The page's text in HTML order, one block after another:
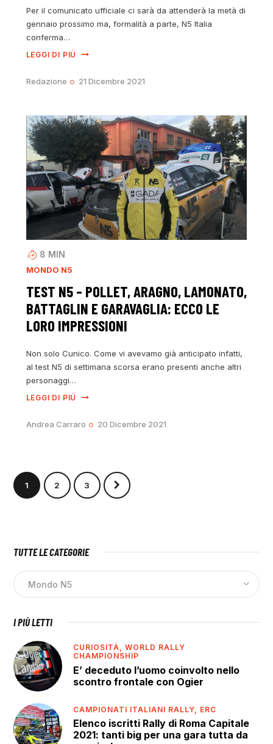
Per il comunicato ufficiale ci sarà da attenderà la metà di
gennaio prossimo ma, formalità a parte, N5 Italia
conferma…
LEGGI DI PIÙ
Redazione 21 Dicembre 2021
8 MIN
MONDO N5
TEST N5 – POLLET, ARAGNO, LAMONATO,
BATTAGLIN E GARAVAGLIA: ECCO LE
LORO IMPRESSIONI
Non solo Cunico. Come vi avevamo già anticipato infatti,
al test N5 di settimana scorsa erano presenti anche altri
personaggi…
LEGGI DI PIÙ
Andrea Carraro 20 Dicembre 2021
1 2 3
>
TUTTE LE CATEGORIE
I PIÙ LETTI
CURIOSITÀ,WORLD RALLY
CHAMPIONSHIP
E’ deceduto l’uomo coinvolto nello
scontro frontale con Ogier
CAMPIONATI ITALIANI RALLY, ERC
Elenco iscritti Rally di Roma Capitale
2021: tanti big per una gara tutta da